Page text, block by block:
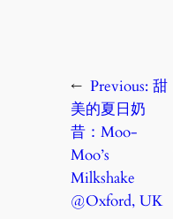
← Previous: 甜
美的夏日奶
昔：Moo-
Moo’s
Milkshake
@Oxford, UK